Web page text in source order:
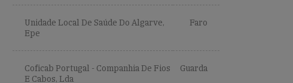
Unidade Local De Saúde Do Algarve,
Epe
Faro
Coficab Portugal - Companhia De Fios
E Cabos, Lda
Guarda